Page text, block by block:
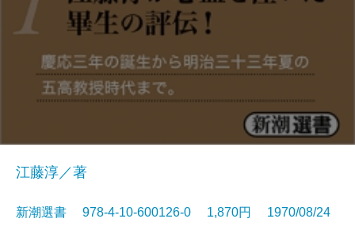
江藤淳／著
新潮選書 978-4-10-600126-0 1,870円 1970/08/24